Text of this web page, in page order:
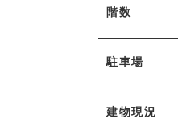
階数
駐車場
建物現況